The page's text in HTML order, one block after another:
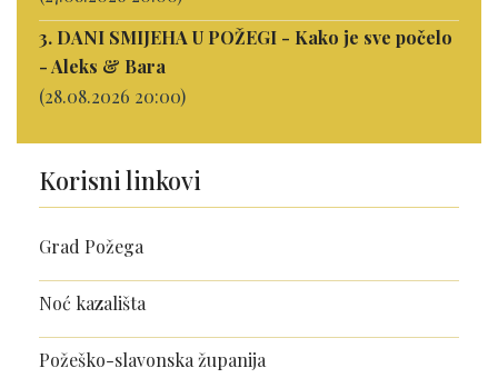
3. DANI SMIJEHA U POŽEGI - Kako je sve počelo
- Aleks & Bara
(28.08.2026 20:00)
Korisni linkovi
Grad Požega
Noć kazališta
Požeško-slavonska županija